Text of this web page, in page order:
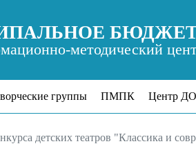
методический
группы ПМПК Центр ДО
детских театров "Классика и